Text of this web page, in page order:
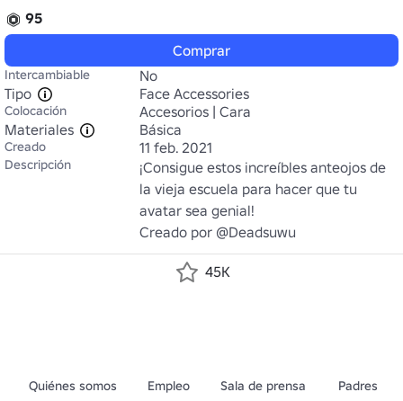
95
Comprar
Intercambiable
No
Tipo
Face Accessories
Colocación
Accesorios | Cara
Materiales
Básica
Creado 11 feb. 2021
Descripción
¡Consigue estos increíbles anteojos de
la vieja escuela para hacer que tu
avatar sea genial!
Creado por @Deadsuwu
45K
Quiénes somos Empleo Sala de prensa Padres